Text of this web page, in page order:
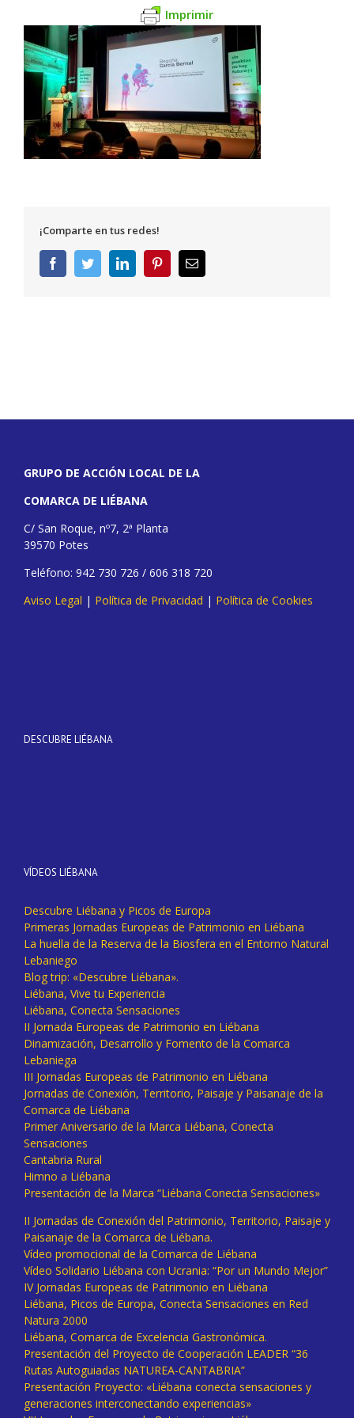
Imprimir
¡Comparte en tus redes!
FacebookTwitterLinkedInPinterestCorreo
electrónico
GRUPO DE ACCIÓN LOCAL DE LA
COMARCA DE LIÉBANA
C/ San Roque, nº7, 2ª Planta
39570 Potes
Teléfono: 942 730 726 / 606 318 720
Aviso Legal | Política de Privacidad | Política de Cookies
DESCUBRE LIÉBANA
VÍDEOS LIÉBANA
Descubre Liébana y Picos de Europa
Primeras Jornadas Europeas de Patrimonio en Liébana
La huella de la Reserva de la Biosfera en el Entorno Natural
Lebaniego
Blog trip: «Descubre Liébana».
Liébana, Vive tu Experiencia
Liébana, Conecta Sensaciones
II Jornada Europeas de Patrimonio en Liébana
Dinamización, Desarrollo y Fomento de la Comarca
Lebaniega
III Jornadas Europeas de Patrimonio en Liébana
Jornadas de Conexión, Territorio, Paisaje y Paisanaje de la
Comarca de Liébana
Primer Aniversario de la Marca Liébana, Conecta
Sensaciones
Cantabria Rural
Himno a Liébana
Presentación de la Marca “Liébana Conecta Sensaciones»
II Jornadas de Conexión del Patrimonio, Territorio, Paisaje y
Paisanaje de la Comarca de Liébana.
Vídeo promocional de la Comarca de Liébana
Vídeo Solidario Liébana con Ucrania: “Por un Mundo Mejor”
IV Jornadas Europeas de Patrimonio en Liébana
Liébana, Picos de Europa, Conecta Sensaciones en Red
Natura 2000
Liébana, Comarca de Excelencia Gastronómica.
Presentación del Proyecto de Cooperación LEADER “36
Rutas Autoguiadas NATUREA-CANTABRIA”
Presentación Proyecto: «Liébana conecta sensaciones y
generaciones interconectando experiencias»